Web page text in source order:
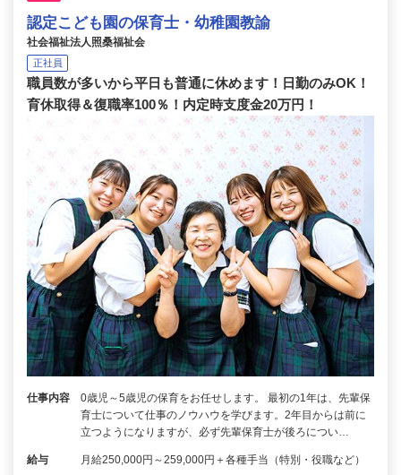
認定こども園の保育士・幼稚園教諭
社会福祉法人照桑福祉会
正社員
職員数が多いから平日も普通に休めます！日勤のみOK！
育休取得＆復職率100％！内定時支度金20万円！
仕事内容
0歳児～5歳児の保育をお任せします。 最初の1年は、先輩保
育士について仕事のノウハウを学びます。2年目からは前に
立つようになりますが、必ず先輩保育士が後ろについ…
給与 月給250,000円～259,000円＋各種手当（特別・役職など）